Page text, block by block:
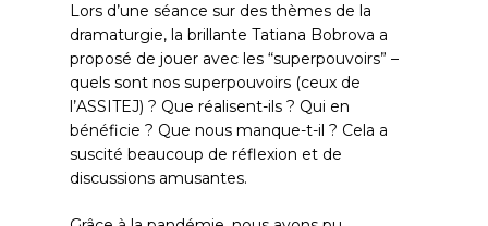
Lors d’une séance sur des thèmes de la
dramaturgie, la brillante Tatiana Bobrova a
proposé de jouer avec les “superpouvoirs” –
quels sont nos superpouvoirs (ceux de
l’ASSITEJ) ? Que réalisent-ils ? Qui en
bénéficie ? Que nous manque-t-il ? Cela a
suscité beaucoup de réflexion et de
discussions amusantes.